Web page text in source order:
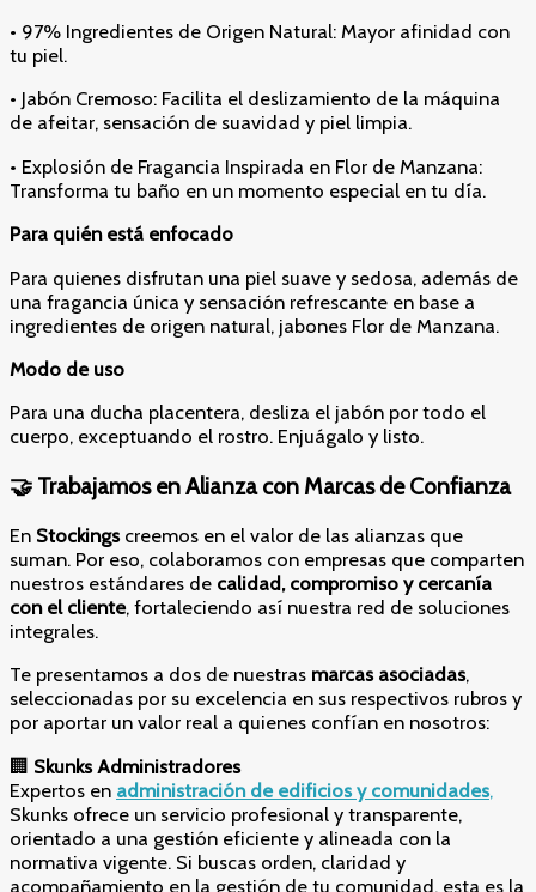
• 97% Ingredientes de Origen Natural: Mayor afinidad con
tu piel.
• Jabón Cremoso: Facilita el deslizamiento de la máquina
de afeitar, sensación de suavidad y piel limpia.
• Explosión de Fragancia Inspirada en Flor de Manzana:
Transforma tu baño en un momento especial en tu día.
Para quién está enfocado
Para quienes disfrutan una piel suave y sedosa, además de
una fragancia única y sensación refrescante en base a
ingredientes de origen natural, jabones Flor de Manzana.
Modo de uso
Para una ducha placentera, desliza el jabón por todo el
cuerpo, exceptuando el rostro. Enjuágalo y listo.
🤝 Trabajamos en Alianza con Marcas de Confianza
En Stockingscreemos en el valor de las alianzas que
suman. Por eso, colaboramos con empresas que comparten
nuestros estándares de calidad, compromiso y cercanía
con el cliente, fortaleciendo así nuestra red de soluciones
integrales.
Te presentamos a dos de nuestras marcas asociadas,
seleccionadas por su excelencia en sus respectivos rubros y
por aportar un valor real a quienes confían en nosotros:
🏢 Skunks Administradores
Expertos en administración de edificios y comunidades,
Skunks ofrece un servicio profesional y transparente,
orientado a una gestión eficiente y alineada con la
normativa vigente. Si buscas orden, claridad y
acompañamiento en la gestión de tu comunidad, esta es la